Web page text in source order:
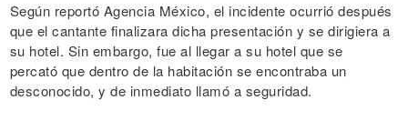
Según reportó Agencia México, el incidente ocurrió después
que el cantante finalizara dicha presentación y se dirigiera a
su hotel. Sin embargo, fue al llegar a su hotel que se
percató que dentro de la habitación se encontraba un
desconocido, y de inmediato llamó a seguridad.